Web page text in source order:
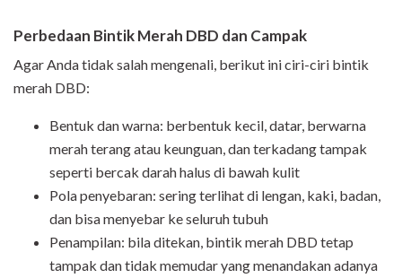
Perbedaan Bintik Merah DBD dan Campak
Agar Anda tidak salah mengenali, berikut ini ciri-ciri bintik
merah DBD:
Bentuk dan warna: berbentuk kecil, datar, berwarna
merah terang atau keunguan, dan terkadang tampak
seperti bercak darah halus di bawah kulit
Pola penyebaran: sering terlihat di lengan, kaki, badan,
dan bisa menyebar ke seluruh tubuh
Penampilan: bila ditekan, bintik merah DBD tetap
tampak dan tidak memudar yang menandakan adanya